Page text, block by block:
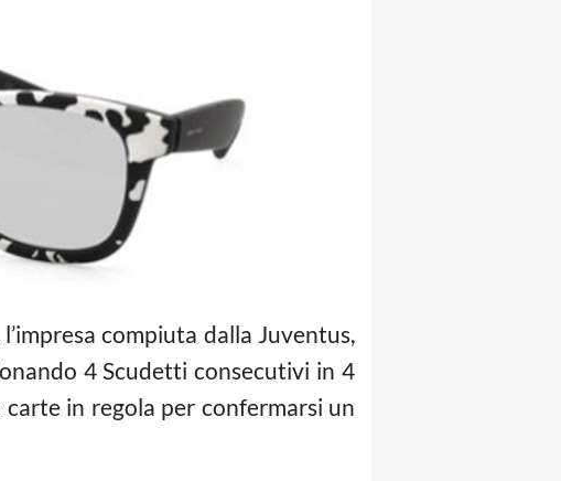
compiuta dalla Juventus,
4 Scudetti consecutivi in 4
carte in regola per confermarsi un